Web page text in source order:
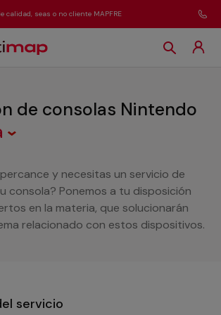
calidad, seas o no cliente MAPFRE
de consolas Nintendo
y necesitas un servicio de
consola? Ponemos a tu disposición
en la materia, que solucionarán
relacionado con estos dispositivos.
servicio